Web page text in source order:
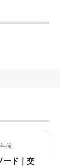
前
ード｜交